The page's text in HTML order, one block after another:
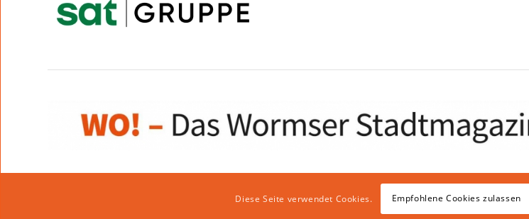
Website von klicklabor.de| Webhosting & IT Infrastruktur
Diese Seite verwendet Cookies. Empfohlene Cookies zulassen